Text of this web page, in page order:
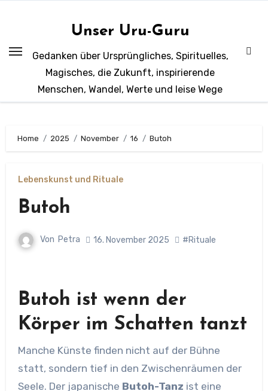
Unser Uru-Guru
Gedanken über Ursprüngliches, Spirituelles,
Magisches, die Zukunft, inspirierende
Menschen, Wandel, Werte und leise Wege
Home 2025 November 16 Butoh
Lebenskunst und Rituale
Butoh
Von Petra 16. November 2025 #Rituale
Butoh ist wenn der
Körper im Schatten tanzt
Manche Künste finden nicht auf der Bühne
statt, sondern tief in den Zwischenräumen der
Seele. Der japanische Butoh-Tanz ist eine